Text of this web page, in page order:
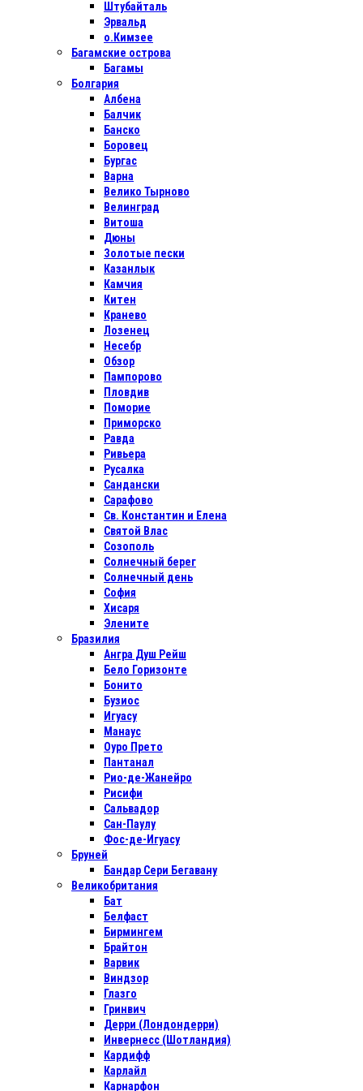
Штубайталь
Эрвальд
о.Кимзее
Багамские острова
Багамы
Болгария
Албена
Балчик
Банско
Боровец
Бургас
Варна
Велико Тырново
Велинград
Витоша
Дюны
Золотые пески
Казанлык
Камчия
Китен
Кранево
Лозенец
Несебр
Обзор
Пампорово
Пловдив
Поморие
Приморско
Равда
Ривьера
Русалка
Сандански
Сарафово
Св. Константин и Елена
Святой Влас
Созополь
Солнечный берег
Солнечный день
София
Хисаря
Элените
Бразилия
Ангра Душ Рейш
Бело Горизонте
Бонито
Бузиос
Игуасу
Манаус
Оуро Прето
Пантанал
Рио-де-Жанейро
Рисифи
Сальвадор
Сан-Паулу
Фос-де-Игуасу
Бруней
Бандар Сери Бегавану
Великобритания
Бат
Белфаст
Бирмингем
Брайтон
Варвик
Виндзор
Глазго
Гринвич
Дерри (Лондондерри)
Инвернесс (Шотландия)
Кардифф
Карлайл
Карнарфон